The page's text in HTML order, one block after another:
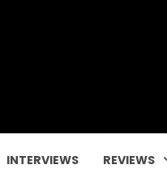
ভোটার!
INTERVIEWS REVIEWS